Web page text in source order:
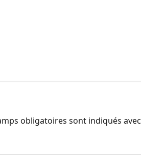
obligatoires sont indiqués avec